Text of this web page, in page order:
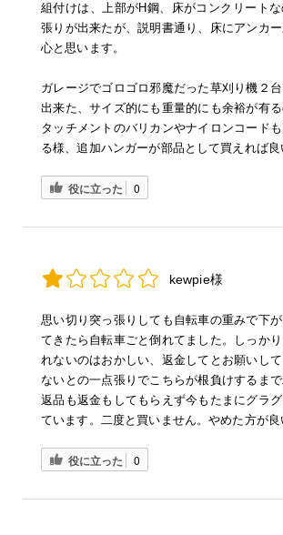
組付けは、上部がH鋼、床がコンクリート
張りが出来たが、説明書通り、床にアンカ
心と思います。
ガレージでゴロゴロ邪魔だった草刈り機２
出来た、サイズ的にも重量的にも余裕が有
タッチメントのバリカンやナイロンコード
る様、追加ハンガーが部品として買えれば良
役に立った 0
kewpie様
思い切り突っ張りしても自転車の重みで下
てきたら自転車ごと倒れてました。しっか
れないのはおかしい、返金してとお願いし
ないとの一点張りでこちらが根負けするま
返品も返金もしてもらえず今もたまにグラ
ています。二度と買いません。やめた方が良
役に立った 0